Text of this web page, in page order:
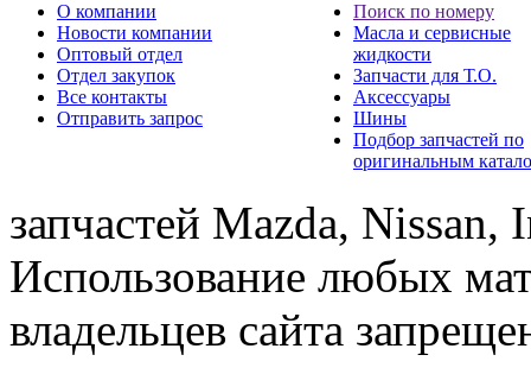
О компании
Новости компании
Оптовый отдел
Отдел закупок
Все контакты
Отправить запрос
Поиск по номеру
Масла и сервисные
жидкости
Запчасти для Т.О.
Аксессуары
Шины
Подбор запчастей по
оригинальным
запчастей Mazda,
Использование любых
владельцев сайта